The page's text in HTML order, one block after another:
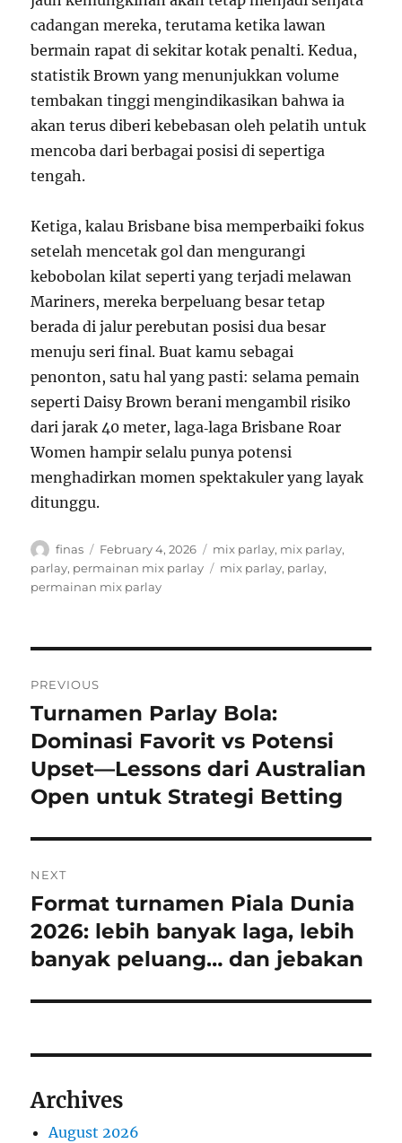
cadangan mereka, terutama ketika lawan
bermain rapat di sekitar kotak penalti. Kedua,
statistik Brown yang menunjukkan volume
tembakan tinggi mengindikasikan bahwa ia
akan terus diberi kebebasan oleh pelatih untuk
mencoba dari berbagai posisi di sepertiga
tengah.
Ketiga, kalau Brisbane bisa memperbaiki fokus
setelah mencetak gol dan mengurangi
kebobolan kilat seperti yang terjadi melawan
Mariners, mereka berpeluang besar tetap
berada di jalur perebutan posisi dua besar
menuju seri final. Buat kamu sebagai
penonton, satu hal yang pasti: selama pemain
seperti Daisy Brown berani mengambil risiko
dari jarak 40 meter, laga‑laga Brisbane Roar
Women hampir selalu punya potensi
menghadirkan momen spektakuler yang layak
ditunggu.​
A
u
t
finas
P
o
s
February 4, 2026
C
a
s
mix parlay, mix parlay,
parlay, permainan mix parlay
T
mix parlay, parlay,
permainan mix parlay
o
s
t
v
i
g
a
PREVIOUS
P
r
e
v
o
p
o
s
Turnamen Parlay Bola:
Dominasi Favorit vs Potensi
Upset—Lessons dari Australian
Open untuk Strategi Betting
NEXT
N
e
x
p
s
:
Format turnamen Piala Dunia
2026: lebih banyak laga, lebih
banyak peluang… dan jebakan
Archives
August 2026